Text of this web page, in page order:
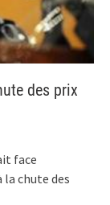
des prix
face
chute des